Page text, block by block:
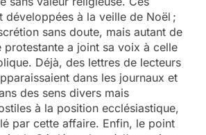
développées à la veille de Noël ;
sans doute, mais autant de
protestante a joint sa voix à celle
Déjà, des lettres de lecteurs
dans les journaux et
des sens divers mais
à la position ecclésiastique,
par cette affaire. Enfin, le point